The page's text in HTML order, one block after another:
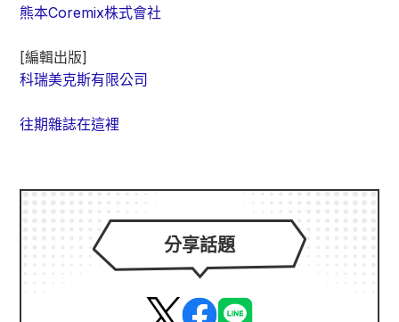
熊本Coremix株式會社
[編輯出版]
科瑞美克斯有限公司
往期雜誌在這裡
分享話題